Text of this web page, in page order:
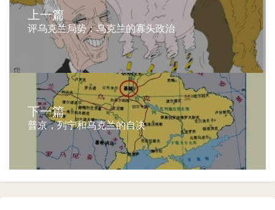
上一篇
评乌克兰局势：乌克兰的寡头政治
下一篇
普京，列宁和乌克兰的自决